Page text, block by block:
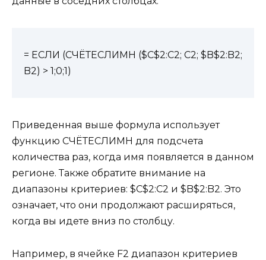
= ЕСЛИ (СЧЁТЕСЛИМН ($C$2:C2; C2; $B$2:B2;
B2) > 1;0;1)
Приведенная выше формула использует
функцию СЧЁТЕСЛИМН для подсчета
количества раз, когда имя появляется в данном
регионе. Также обратите внимание на
диапазоны критериев: $C$2:C2 и $B$2:B2. Это
означает, что они продолжают расширяться,
когда вы идете вниз по столбцу.
Например, в ячейке F2 диапазон критериев